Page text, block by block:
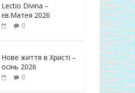
Lectio Divina –
єв.Матея 2026
0
Нове життя в Христі –
осінь 2026
0